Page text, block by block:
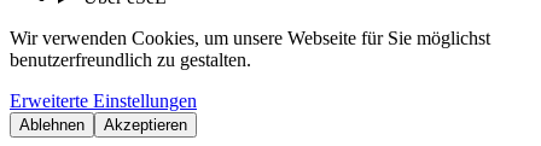
Wir verwenden Cookies, um unsere Webseite für Sie möglichst
benutzerfreundlich zu gestalten.
Erweiterte Einstellungen
Ablehnen Akzeptieren